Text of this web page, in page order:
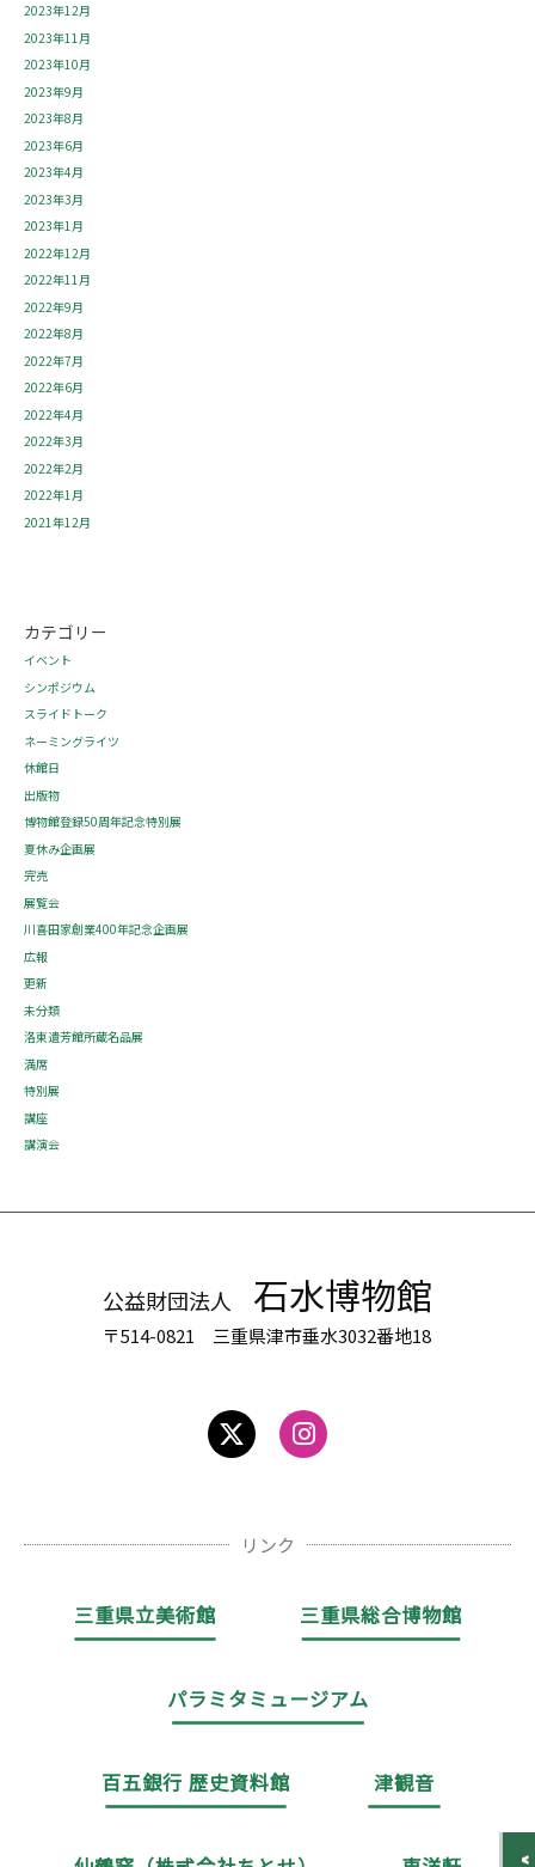
2023年12月
2023年11月
2023年10月
2023年9月
2023年8月
2023年6月
2023年4月
2023年3月
2023年1月
2022年12月
2022年11月
2022年9月
2022年8月
2022年7月
2022年6月
2022年4月
2022年3月
2022年2月
2022年1月
2021年12月
カテゴリー
イベント
シンポジウム
スライドトーク
ネーミングライツ
休館日
出版物
博物館登録50周年記念特別展
夏休み企画展
完売
展覧会
川喜田家創業400年記念企画展
広報
更新
未分類
洛東遺芳館所蔵名品展
満席
特別展
講座
講演会
公益財団法人 石水博物館
〒514-0821 三重県津市垂水3032番地18
リンク
三重県立美術館 三重県総合博物館
パラミタミュージアム
百五銀行 歴史資料館 津観音